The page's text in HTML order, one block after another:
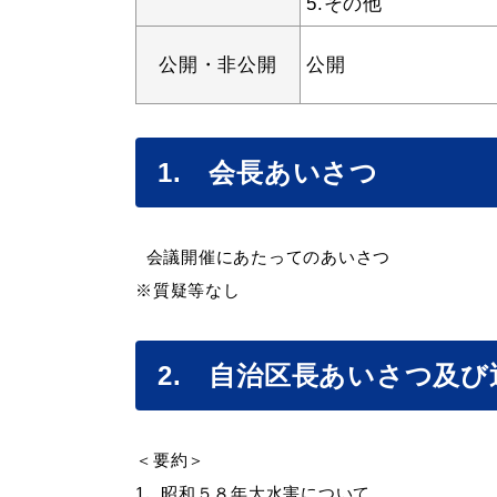
防災・防犯メール
公開・非公開 公開
1. 会長あいさつ
会議開催にあたってのあいさつ
※質疑等なし
2. 自治区長あいさつ及び
＜要約＞
1.
昭和５８年大水害について